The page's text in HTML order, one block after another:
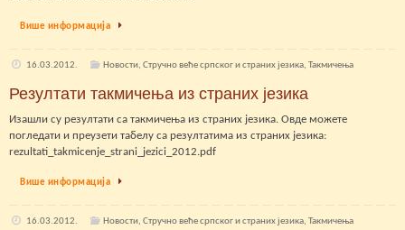
Више информација
16.03.2012. Новости,Стручно веће српског и страних језика,Такмичења
Резултати такмичења из страних језика
Изашли су резултати са такмичења из страних језика. Овде можете
погледати и преузети табелу са резултатима из страних језика:
rezultati_takmicenje_strani_jezici_2012.pdf
Више информација
16.03.2012. Новости,Стручно веће српског и страних језика,Такмичења